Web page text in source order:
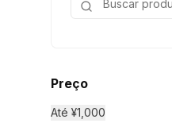
Preço
Até ¥1,000